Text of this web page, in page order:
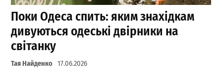
Поки Одеса спить: яким знахідкам
дивуються одеські двірники на
світанку
Тая Найденко 17.06.2026